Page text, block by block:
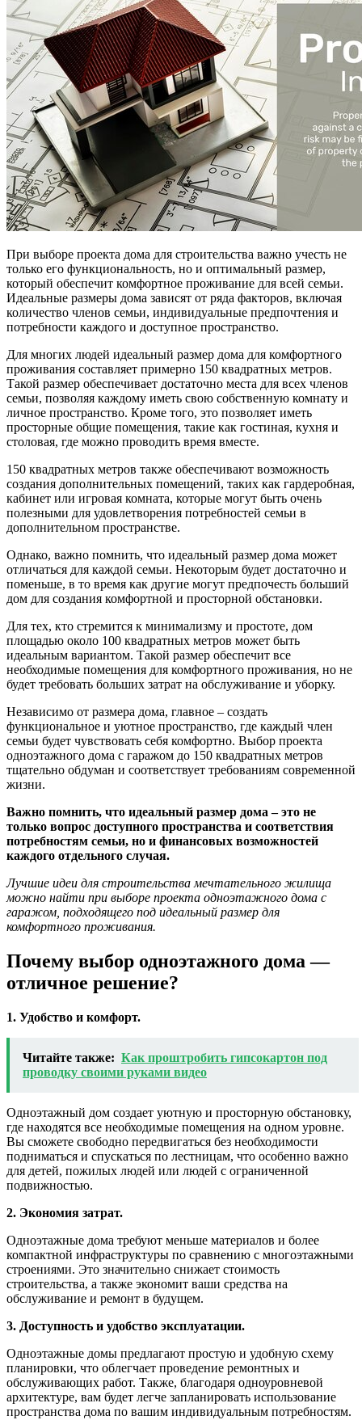
При выборе проекта дома для строительства важно учесть не
только его функциональность, но и оптимальный размер,
который обеспечит комфортное проживание для всей семьи.
Идеальные размеры дома зависят от ряда факторов, включая
количество членов семьи, индивидуальные предпочтения и
потребности каждого и доступное пространство.
Для многих людей идеальный размер дома для комфортного
проживания составляет примерно 150 квадратных метров.
Такой размер обеспечивает достаточно места для всех членов
семьи, позволяя каждому иметь свою собственную комнату и
личное пространство. Кроме того, это позволяет иметь
просторные общие помещения, такие как гостиная, кухня и
столовая, где можно проводить время вместе.
150 квадратных метров также обеспечивают возможность
создания дополнительных помещений, таких как гардеробная,
кабинет или игровая комната, которые могут быть очень
полезными для удовлетворения потребностей семьи в
дополнительном пространстве.
Однако, важно помнить, что идеальный размер дома может
отличаться для каждой семьи. Некоторым будет достаточно и
поменьше, в то время как другие могут предпочесть больший
дом для создания комфортной и просторной обстановки.
Для тех, кто стремится к минимализму и простоте, дом
площадью около 100 квадратных метров может быть
идеальным вариантом. Такой размер обеспечит все
необходимые помещения для комфортного проживания, но не
будет требовать больших затрат на обслуживание и уборку.
Независимо от размера дома, главное – создать
функциональное и уютное пространство, где каждый член
семьи будет чувствовать себя комфортно. Выбор проекта
одноэтажного дома с гаражом до 150 квадратных метров
тщательно обдуман и соответствует требованиям современной
жизни.
Важно помнить, что идеальный размер дома – это не
только вопрос доступного пространства и соответствия
потребностям семьи, но и финансовых возможностей
каждого отдельного случая.
Лучшие идеи для строительства мечтательного жилища
можно найти при выборе проекта одноэтажного дома с
гаражом, подходящего под идеальный размер для
комфортного проживания.
Почему выбор одноэтажного дома —
отличное решение?
1. Удобство и комфорт.
Читайте также: Как проштробить гипсокартон под
проводку своими руками видео
Одноэтажный дом создает уютную и просторную обстановку,
где находятся все необходимые помещения на одном уровне.
Вы сможете свободно передвигаться без необходимости
подниматься и спускаться по лестницам, что особенно важно
для детей, пожилых людей или людей с ограниченной
подвижностью.
2. Экономия затрат.
Одноэтажные дома требуют меньше материалов и более
компактной инфраструктуры по сравнению с многоэтажными
строениями. Это значительно снижает стоимость
строительства, а также экономит ваши средства на
обслуживание и ремонт в будущем.
3. Доступность и удобство эксплуатации.
Одноэтажные домы предлагают простую и удобную схему
планировки, что облегчает проведение ремонтных и
обслуживающих работ. Также, благодаря одноуровневой
архитектуре, вам будет легче запланировать использование
пространства дома по вашим индивидуальным потребностям.